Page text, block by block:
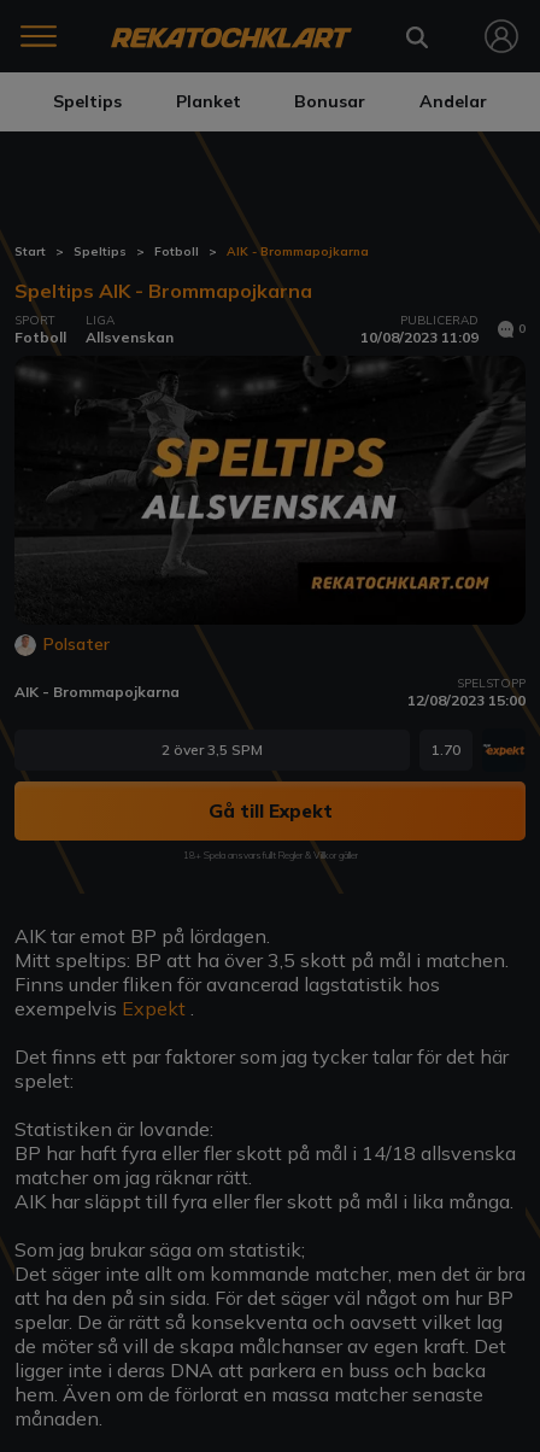
Speltips Planket Bonusar Andelar
Start Speltips Fotboll AIK - Brommapojkarna
Speltips AIK - Brommapojkarna
SPORT
Fotboll
LIGA
Allsvenskan
PUBLICERAD
10/08/2023 11:09 0
Polsater
AIK - Brommapojkarna SPELSTOPP
12/08/2023 15:00
2 över 3,5 SPM 1.70
Gå till Expekt
18+ Spela ansvarsfullt Regler & Villkor gäller
AIK tar emot BP på lördagen.
Mitt speltips: BP att ha över 3,5 skott på mål i matchen.
Finns under fliken för avancerad lagstatistik hos
exempelvis Expekt
Det finns ett par faktorer som jag tycker talar för det här
spelet:
Statistiken är lovande:
BP har haft fyra eller fler skott på mål i 14/18 allsvenska
matcher om jag räknar rätt.
AIK har släppt till fyra eller fler skott på mål i lika många.
Som jag brukar säga om statistik;
Det säger inte allt om kommande matcher, men det är bra
att ha den på sin sida. För det säger väl något om hur BP
spelar. De är rätt så konsekventa och oavsett vilket lag
de möter så vill de skapa målchanser av egen kraft. Det
ligger inte i deras DNA att parkera en buss och backa
hem. Även om de förlorat en massa matcher senaste
månaden.